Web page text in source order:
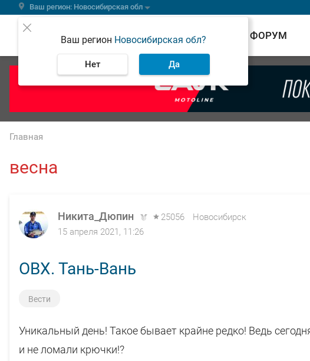
Ваш регион: Новосибирская обл
Ваш регион Новосибирская обл?
Нет Да
ВЕСТИ ФОРУМ
Главная
весна
Никита_Дюпин 25056
Новосибирск
15 апреля 2021, 11:26
ОВХ. Тань-Вань
Вести
Уникальный день! Такое бывает крайне редко! Ведь
и не ломали крючки!?